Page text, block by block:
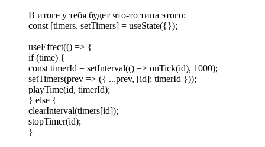
В итоге у тебя будет что-то типа этого:
const [timers, setTimers] = useState({});
useEffect(() => {
if (time) {
const timerId = setInterval(() => onTick(id), 1000);
setTimers(prev => ({ ...prev, [id]: timerId }));
playTime(id, timerId);
} else {
clearInterval(timers[id]);
stopTimer(id);
}